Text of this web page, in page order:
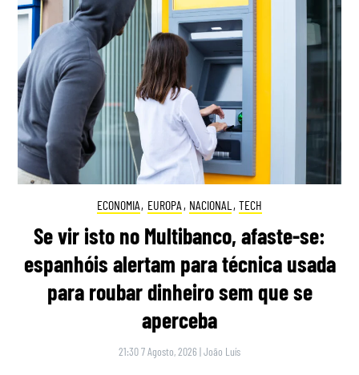
ECONOMIA, EUROPA , NACIONAL , TECH
Se vir isto no Multibanco, afaste-se:
espanhóis alertam para técnica usada
para roubar dinheiro sem que se
aperceba
21:30 7 Agosto, 2026 |João Luís